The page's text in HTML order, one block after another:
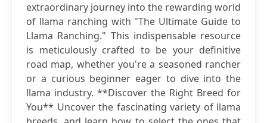
extraordinary journey into the rewarding world
of llama ranching with "The Ultimate Guide to
Llama Ranching." This indispensable resource
is meticulously crafted to be your definitive
road map, whether you're a seasoned rancher
or a curious beginner eager to dive into the
llama industry. **Discover the Right Breed for
You** Uncover the fascinating variety of llama